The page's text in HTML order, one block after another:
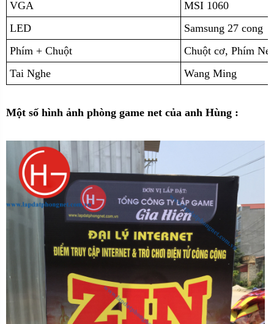
VGA
MSI 1060
LED
Samsung 27 cong
Phím + Chuột
Chuột cơ, Phím
Tai Nghe
Wang Ming
Một số hình ảnh phòng game net của anh Hùng :